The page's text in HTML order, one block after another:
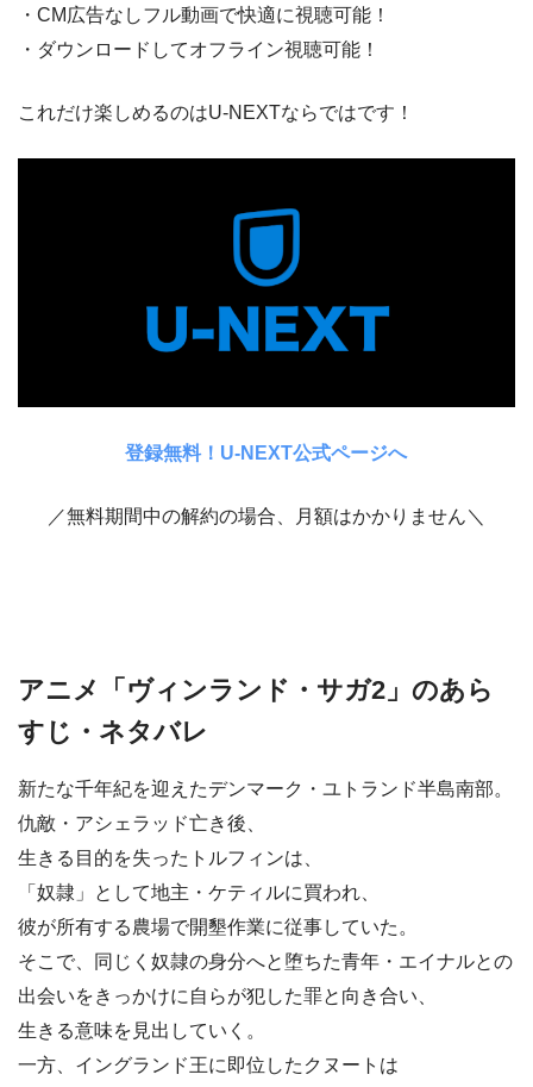
・CM広告なしフル動画で快適に視聴可能！
・ダウンロードしてオフライン視聴可能！
これだけ楽しめるのはU-NEXTならではです！
登録無料！U-NEXT公式ページへ
／無料期間中の解約の場合、月額はかかりません＼
アニメ「ヴィンランド・サガ2」のあら
すじ・ネタバレ
新たな千年紀を迎えたデンマーク・ユトランド半島南部。
仇敵・アシェラッド亡き後、
生きる目的を失ったトルフィンは、
「奴隷」として地主・ケティルに買われ、
彼が所有する農場で開墾作業に従事していた。
そこで、同じく奴隷の身分へと堕ちた青年・エイナルとの
出会いをきっかけに自らが犯した罪と向き合い、
生きる意味を見出していく。
一方、イングランド王に即位したクヌートは